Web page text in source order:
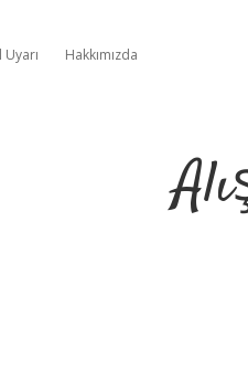
Uyarı Hakkımızda